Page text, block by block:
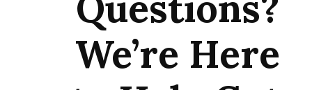
We’re Here